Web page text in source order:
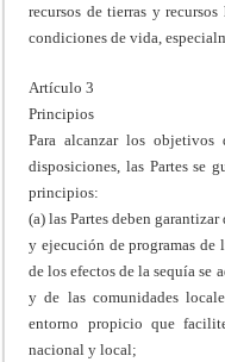
recursos de tierras y
condiciones de vida,
Artículo 3
Principios
Para alcanzar los
disposiciones, las Partes se
principios:
(a) las Partes deben
y ejecución de programas
de los efectos de la sequía
y de las comunidades
entorno propicio que
nacional y local;